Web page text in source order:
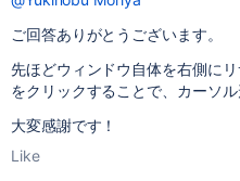
ご回答ありがとうございます。
先ほどウィンドウ自体を右側に
をクリックすることで、カーソ
大変感謝です！
Like